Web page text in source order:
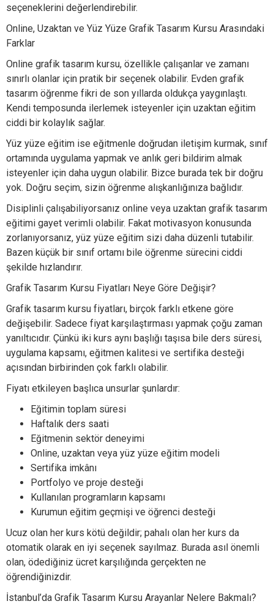
seçeneklerini değerlendirebilir.
Online, Uzaktan ve Yüz Yüze Grafik Tasarım Kursu Arasındaki
Farklar
Online grafik tasarım kursu, özellikle çalışanlar ve zamanı
sınırlı olanlar için pratik bir seçenek olabilir. Evden grafik
tasarım öğrenme fikri de son yıllarda oldukça yaygınlaştı.
Kendi temposunda ilerlemek isteyenler için uzaktan eğitim
ciddi bir kolaylık sağlar.
Yüz yüze eğitim ise eğitmenle doğrudan iletişim kurmak, sınıf
ortamında uygulama yapmak ve anlık geri bildirim almak
isteyenler için daha uygun olabilir. Bizce burada tek bir doğru
yok. Doğru seçim, sizin öğrenme alışkanlığınıza bağlıdır.
Disiplinli çalışabiliyorsanız online veya uzaktan grafik tasarım
eğitimi gayet verimli olabilir. Fakat motivasyon konusunda
zorlanıyorsanız, yüz yüze eğitim sizi daha düzenli tutabilir.
Bazen küçük bir sınıf ortamı bile öğrenme sürecini ciddi
şekilde hızlandırır.
Grafik Tasarım Kursu Fiyatları Neye Göre Değişir?
Grafik tasarım kursu fiyatları, birçok farklı etkene göre
değişebilir. Sadece fiyat karşılaştırması yapmak çoğu zaman
yanıltıcıdır. Çünkü iki kurs aynı başlığı taşısa bile ders süresi,
uygulama kapsamı, eğitmen kalitesi ve sertifika desteği
açısından birbirinden çok farklı olabilir.
Fiyatı etkileyen başlıca unsurlar şunlardır:
Eğitimin toplam süresi
Haftalık ders saati
Eğitmenin sektör deneyimi
Online, uzaktan veya yüz yüze eğitim modeli
Sertifika imkânı
Portfolyo ve proje desteği
Kullanılan programların kapsamı
Kurumun eğitim geçmişi ve öğrenci desteği
Ucuz olan her kurs kötü değildir; pahalı olan her kurs da
otomatik olarak en iyi seçenek sayılmaz. Burada asıl önemli
olan, ödediğiniz ücret karşılığında gerçekten ne
öğrendiğinizdir.
İstanbul’da Grafik Tasarım Kursu Arayanlar Nelere Bakmalı?